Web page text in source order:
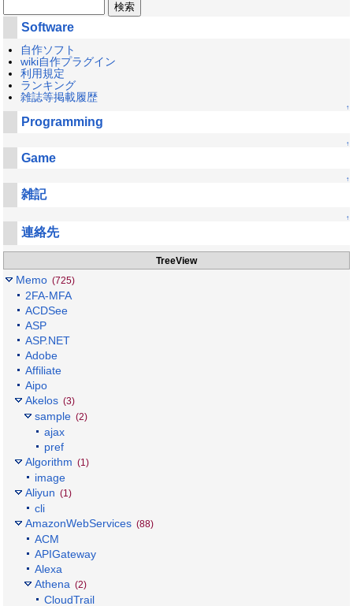
Software
自作ソフト
wiki自作プラグイン
利用規定
ランキング
雑誌等掲載履歴
↑
Programming
↑
Game
↑
雑記
↑
連絡先
TreeView
Memo (725)
2FA-MFA
ACDSee
ASP
ASP.NET
Adobe
Affiliate
Aipo
Akelos (3)
sample (2)
ajax
pref
Algorithm (1)
image
Aliyun (1)
cli
AmazonWebServices (88)
ACM
APIGateway
Alexa
Athena (2)
CloudTrail